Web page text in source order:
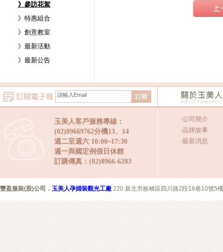
》參訪花絮
》特惠組合
》創意教室
》最新活動
》最新公告
玉美人客戶服務專線：
(02)89669762分機13、14
週二至週六 10:00~17:30
週一與國定例假日休館
訂購傳真：(02)8966-6283
‧公司簡介
‧品牌故事
‧最新消息
豐盈服裝(股)公司 ． 玉美人孕婦裝觀光工廠 220 新北市板橋區四川路2段16巷10號